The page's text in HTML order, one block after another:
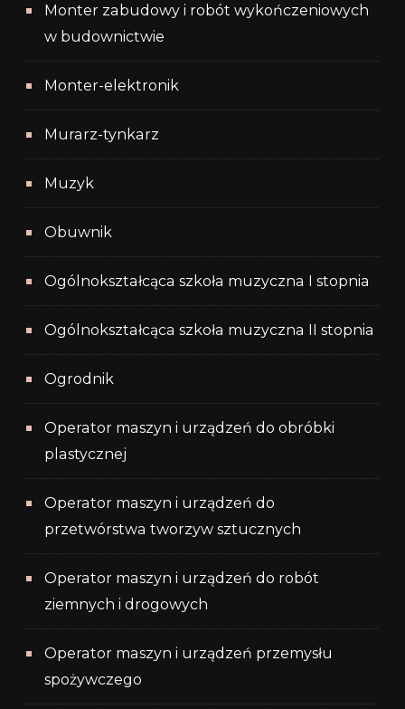
Monter zabudowy i robót wykończeniowych
w budownictwie
Monter-elektronik
Murarz-tynkarz
Muzyk
Obuwnik
Ogólnokształcąca szkoła muzyczna I stopnia
Ogólnokształcąca szkoła muzyczna II stopnia
Ogrodnik
Operator maszyn i urządzeń do obróbki
plastycznej
Operator maszyn i urządzeń do
przetwórstwa tworzyw sztucznych
Operator maszyn i urządzeń do robót
ziemnych i drogowych
Operator maszyn i urządzeń przemysłu
spożywczego